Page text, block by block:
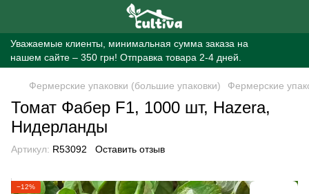
Уважаемые клиенты, минимальная сумма заказа на
нашем сайте – 350 грн! Отправка товара 2-4 дней.
Фермерские упаковки (большие упаковки) Фермерские
Томат Фабер F1, 1000 шт, Hazera,
Нидерланды
Артикул: R53092 Оставить отзыв
−12%